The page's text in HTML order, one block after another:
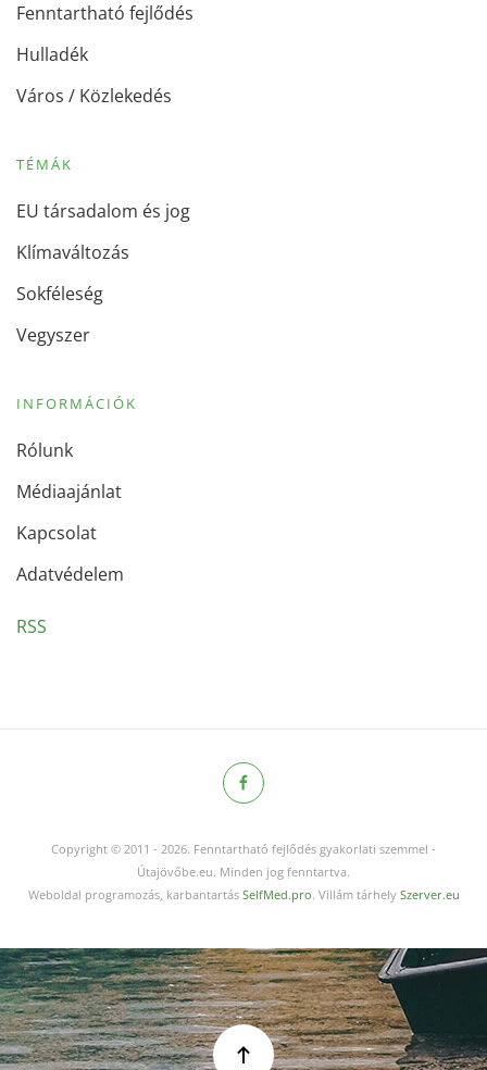
Fenntartható fejlődés
Hulladék
Város / Közlekedés
TÉMÁK
EU társadalom és jog
Klímaváltozás
Sokféleség
Vegyszer
INFORMÁCIÓK
Rólunk
Médiaajánlat
Kapcsolat
Adatvédelem
RSS
Copyright © 2011 - 2026. Fenntartható fejlődés gyakorlati szemmel -
Útajövőbe.eu. Minden jog fenntartva.
Weboldal programozás, karbantartás SelfMed.pro. Villám tárhely Szerver.eu